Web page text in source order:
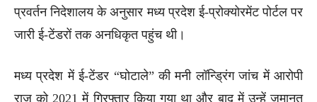
प्रवर्तन निदेशालय के अनुसार मध्य प्रदेश ई-प्रोक्योरमेंट पोर्टल पर
जारी ई-टेंडरों तक अनधिकृत पहुंच थी।
मध्य प्रदेश में ई-टेंडर “घोटाले” की मनी लॉन्ड्रिंग जांच में आरोपी
राजू को 2021 में गिरफ्तार किया गया था और बाद में उन्हें जमानत